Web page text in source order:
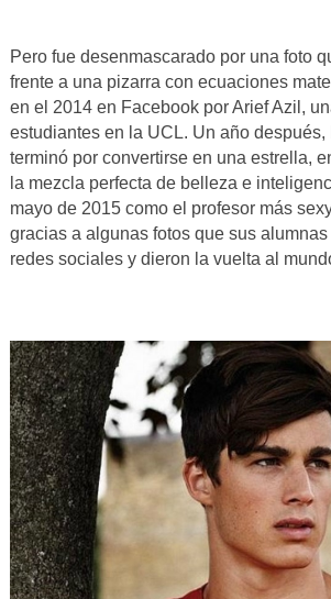
Pero fue desenmascarado por una foto
frente a una pizarra con ecuaciones
en el 2014 en Facebook por Arief Azil,
estudiantes en la UCL. Un año
terminó por convertirse en una estrella,
la mezcla perfecta de belleza e
mayo de 2015 como el profesor más
gracias a algunas fotos que sus
redes sociales y dieron la vuelta al